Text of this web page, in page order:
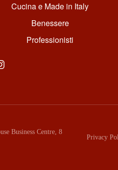
Cucina e Made in Italy
Benessere
Professionisti
Business Centre, 8
Privacy